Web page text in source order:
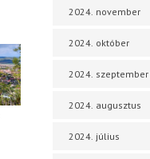
2024. november
2024. október
2024. szeptember
2024. augusztus
2024. július